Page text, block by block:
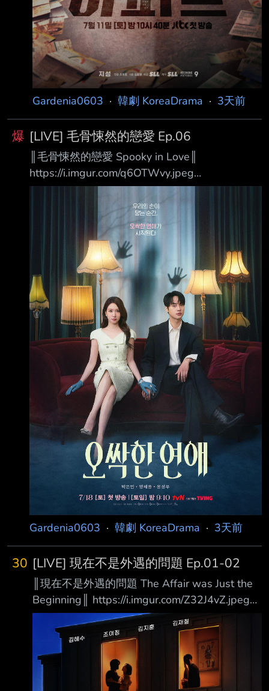
Gardenia0603 · 韓劇 KoreaDrama · 3天前
爆 [LIVE] 毛骨悚然的戀愛 Ep.06
║毛骨悚然的戀愛 Spooky in Love║
https://i.imgur.com/q6OTWvy.jpeg
https://i.imgur.com/59BIcwe.jpeg 當我們的手觸
碰到彼此的那一刻起，一場毛骨悚然的戀愛揭開
序幕 ❶.甜蜜愛情羅曼史與驚悚靈異題材的結合！
故事講述一名擁有看見鬼魂能力的絕美財閥繼承
人千汝利， 和一名極度懼怕鬼魂的熱血檢察官馬
剛旭，這對看似處於光譜兩端、絕對合不來的男
女， 在一次因緣際會下偶然相遇，甚至開始共享
那令人畏懼的超自然現象！ 在這樣的過程中，兩
人逐漸墜入
Gardenia0603 · 韓劇 KoreaDrama · 3天前
30 [LIVE] 現在不是外遇的問題 Ep.01-02
║現在不是外遇的問題 The Affair was Just the
Beginning║ https://i.imgur.com/Z32J4vZ.jpeg
https://i.imgur.com/41tpMHT.jpeg 一對以幸福
家庭形象走紅的人氣網紅夫妻，與一對正進行離
婚訴訟的鄰居醫師夫妻， 因一個比外遇更有過
之而無不及的驚人秘密交織在一起，進而捲入一
連串失控的連鎖事件。